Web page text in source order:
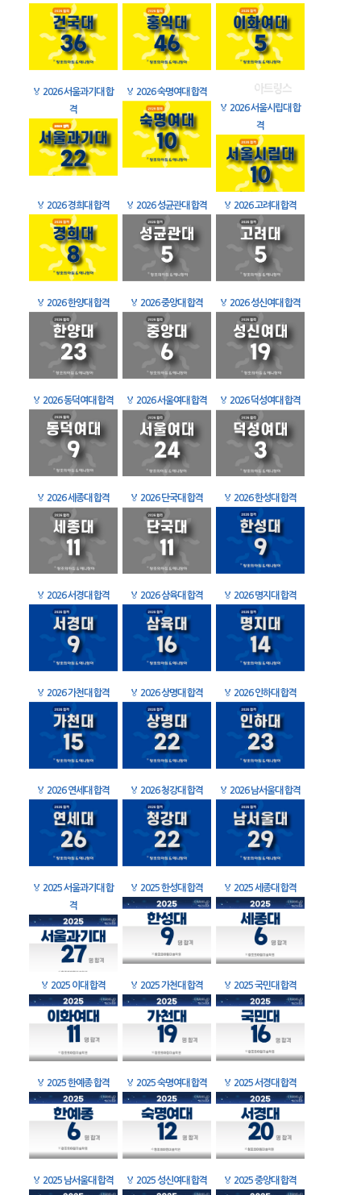
🏅 2026 서울과기대 합
격
🏅 2026 숙명여대 합격
🏅 2026 서울시립대 합
격
🏅 2026 경희대 합격 🏅 2026 성균관대 합격 🏅 2026 고려대 합격
🏅 2026 한양대 합격 🏅 2026 중앙대 합격 🏅 2026 성신여대 합격
🏅 2026 동덕여대 합격 🏅 2026 서울여대 합격 🏅 2026 덕성여대 합격
🏅 2026 세종대 합격 🏅 2026 단국대 합격 🏅 2026 한성대 합격
🏅 2026 서경대 합격 🏅 2026 삼육대 합격 🏅 2026 명지대 합격
🏅 2026 가천대 합격 🏅 2026 상명대 합격 🏅 2026 인하대 합격
🏅 2026 연세대 합격 🏅 2026 청강대 합격 🏅 2026 남서울대 합격
🏅 2025 서울과기대 합
격
🏅 2025 한성대 합격 🏅 2025 세종대 합격
🏅 2025 이대 합격 🏅 2025 가천대 합격 🏅 2025 국민대 합격
🏅 2025 한예종 합격 🏅 2025 숙명여대 합격 🏅 2025 서경대 합격
🏅 2025 남서울대 합격 🏅 2025 성신여대 합격 🏅 2025 중앙대 합격